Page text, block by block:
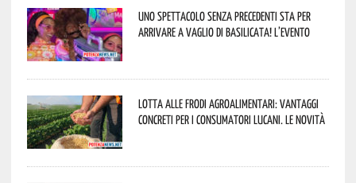
Uno spettacolo senza precedenti sta per
arrivare a Vaglio di Basilicata! L’evento
Lotta alle frodi agroalimentari: vantaggi
concreti per i consumatori lucani. Le novità